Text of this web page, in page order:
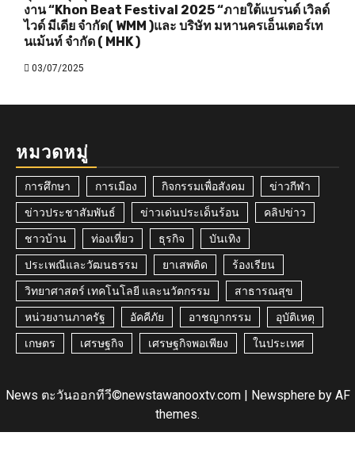
งาน “Khon Beat Festival 2025 “ภายใต้แบรนด์ เวิลด์
ไวด์ มีเดีย จำกัด( WMM )และ บริษัท มหานครเอ็นเตอร์เท
นเม้นท์ จำกัด ( MHK )
03/07/2025
หมวดหมู่
การศึกษา การเมือง กิจกรรมเพื่อสังคม ข่าวกีฬา
ข่าวประชาสัมพันธ์ ข่าวเด่นประเด็นร้อน คลิปข่าว
ชาวบ้าน ท่องเที่ยว ธุรกิจ บันเทิง
ประเพณีและวัฒนธรรม ยาเสพติด ร้องเรียน
วิทยาศาสตร์ เทคโนโลยี และนวัตกรรม สาธารณสุข
หน่วยงานภาครัฐ อัคคีภัย อาชญากรรม อุบัติเหตุ
เกษตร เศรษฐกิจ เศรษฐกิจพอเพียง ในประเทศ
News ตะวันออกทีวี©newstawanooxtv.com | Newsphereby AF
themes.